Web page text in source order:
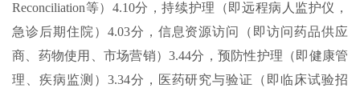
Reconciliation等）4.10分，持续护理（即远程病人监护仪，
急诊后期住院）4.03分，信息资源访问（即访问药品供应
商、药物使用、市场营销）3.44分，预防性护理（即健康管
理、疾病监测）3.34分，医药研究与验证（即临床试验招